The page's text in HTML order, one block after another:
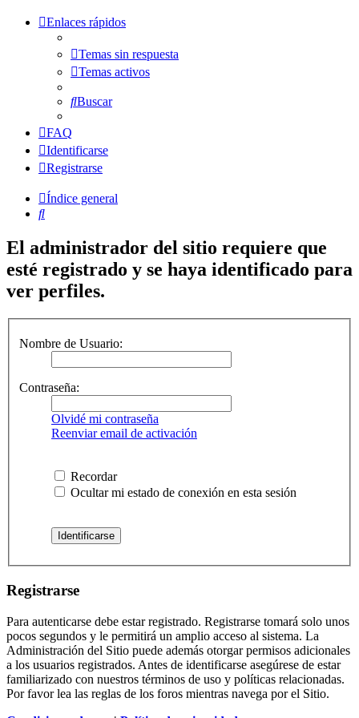
Enlaces rápidos
Temas sin respuesta
Temas activos
Buscar
FAQ
Identificarse
Registrarse
Índice general
Buscar
El administrador del sitio requiere que
esté registrado y se haya identificado para
ver perfiles.
Nombre de Usuario:
Contraseña:
Olvidé mi contraseña
Reenviar email de activación
Recordar
Ocultar mi estado de conexión en esta sesión
Registrarse
Para autenticarse debe estar registrado. Registrarse tomará solo unos
pocos segundos y le permitirá un amplio acceso al sistema. La
Administración del Sitio puede además otorgar permisos adicionales
a los usuarios registrados. Antes de identificarse asegúrese de estar
familiarizado con nuestros términos de uso y políticas relacionadas.
Por favor lea las reglas de los foros mientras navega por el Sitio.